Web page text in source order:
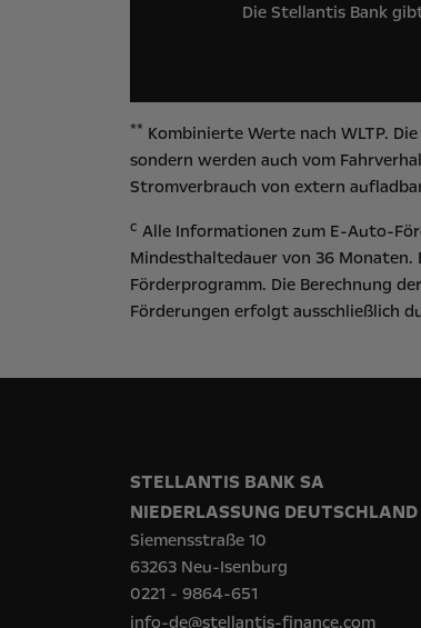
Die Stellantis Bank
** Kombinierte Werte nach WLTP.
sondern werden auch vom
Stromverbrauch von extern
c Alle Informationen zum E-Auto-
Mindesthaltedauer von 36
Förderprogramm. Die Berechnung
Förderungen erfolgt ausschließlich
STELLANTIS BANK SA
NIEDERLASSUNG DEUTSCHLAND
Siemensstraße 10
63263 Neu-Isenburg
0221 - 9864-651
info-de@stellantis-finance.com